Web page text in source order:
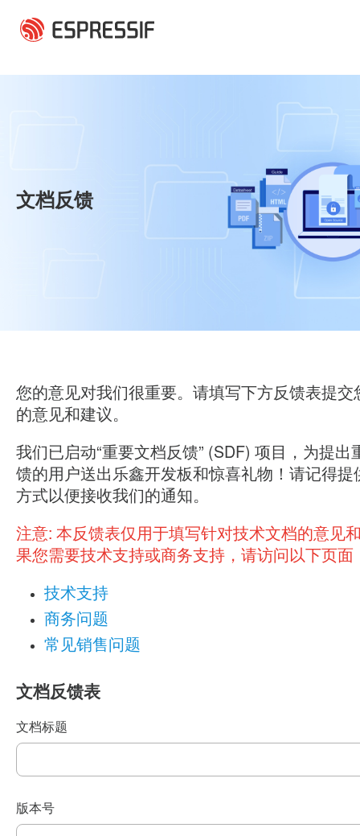
文档反馈
您的意见对我们很重要。请填写下方反馈表提交
的意见和建议。
我们已启动“重要文档反馈” (SDF) 项目，为提出
馈的用户送出乐鑫开发板和惊喜礼物！请记得提
方式以便接收我们的通知。
注意: 本反馈表仅用于填写针对技术文档的意见
果您需要技术支持或商务支持，请访问以下页面
技术支持
商务问题
常见销售问题
文档反馈表
文档标题
版本号